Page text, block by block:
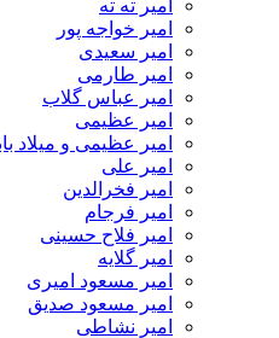
امیر ته ته
امیر خواجه پور
امیر سعیدی
امیر طارمی
امیر عباس گلاب
امیر عظیمی
امیر عظیمی و میلاد
امیر علی
امیر فخرالدین
امیر فرجام
امیر فلاح حسینی
امیر گلایه
امیر مسعود امیری
امیر مسعود صدیق
امیر نشاطی